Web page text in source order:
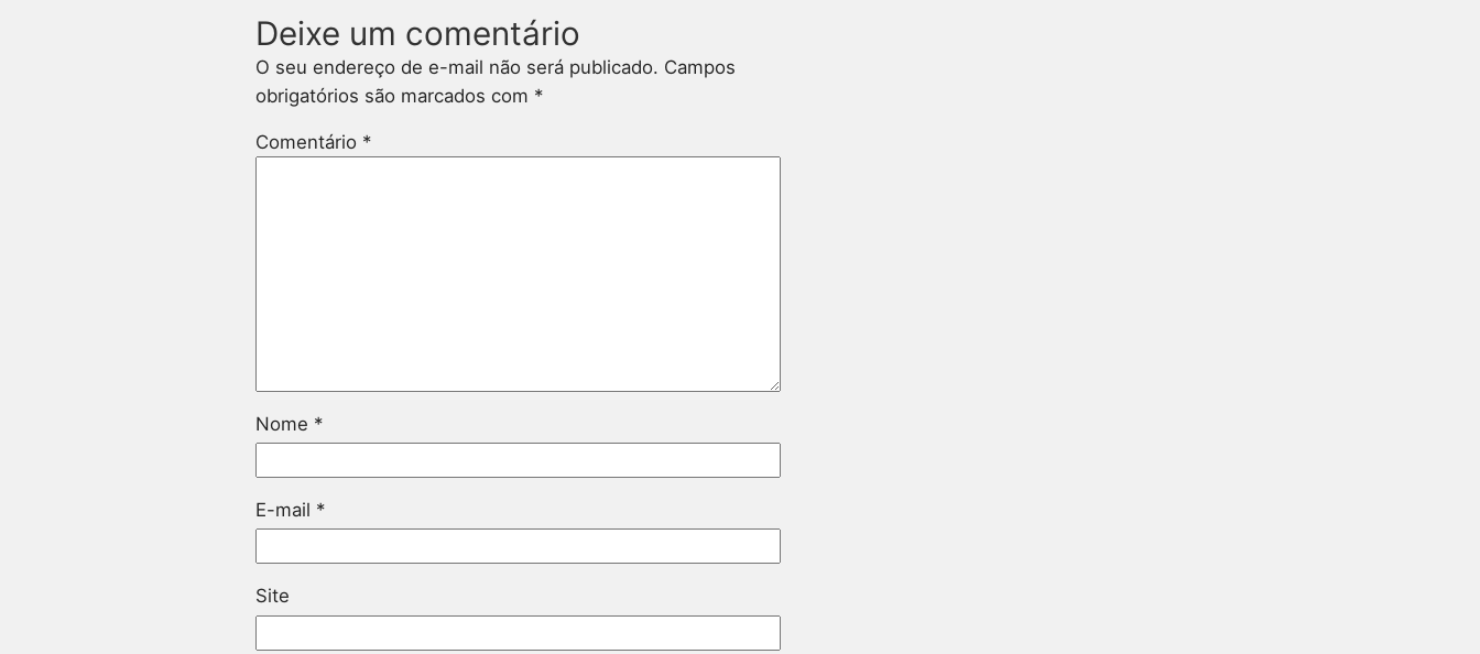
Deixe um comentário
O seu endereço de e-mail não será publicado. Campos
obrigatórios são marcados com *
Comentário *
Nome *
E-mail *
Site